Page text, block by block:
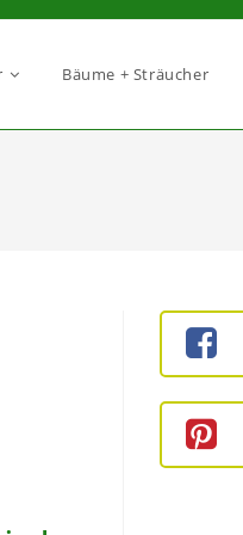
Bäume + Sträucher